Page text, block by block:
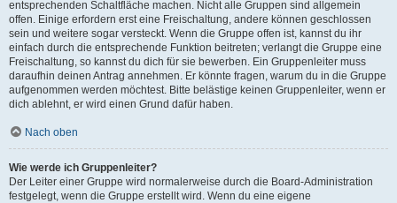
entsprechenden Schaltfläche machen. Nicht alle Gruppen sind allgemein
offen. Einige erfordern erst eine Freischaltung, andere können geschlossen
sein und weitere sogar versteckt. Wenn die Gruppe offen ist, kannst du ihr
einfach durch die entsprechende Funktion beitreten; verlangt die Gruppe eine
Freischaltung, so kannst du dich für sie bewerben. Ein Gruppenleiter muss
daraufhin deinen Antrag annehmen. Er könnte fragen, warum du in die Gruppe
aufgenommen werden möchtest. Bitte belästige keinen Gruppenleiter, wenn er
dich ablehnt, er wird einen Grund dafür haben.
Nach oben
Wie werde ich Gruppenleiter?
Der Leiter einer Gruppe wird normalerweise durch die Board-Administration
festgelegt, wenn die Gruppe erstellt wird. Wenn du eine eigene